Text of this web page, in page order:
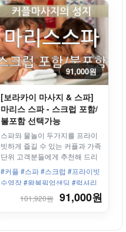
91,000원
[보라카이 마사지 & 스파]
마리스 스파 - 스크럽 포함/
불포함 선택가능
스파와 물놀이 두가지를 프라이
빗하게 즐길 수 있는 커플과 가족
단위 고객분들에게 추천해 드리
는 상품!!
#커플 #스파 #스크럽 #프라이빗
수영장 #왕복픽업샌딩 #럭셔리
스파 #페어웨이즈
101,920원 91,000원